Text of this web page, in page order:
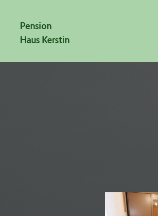
Pension
Haus Kerstin